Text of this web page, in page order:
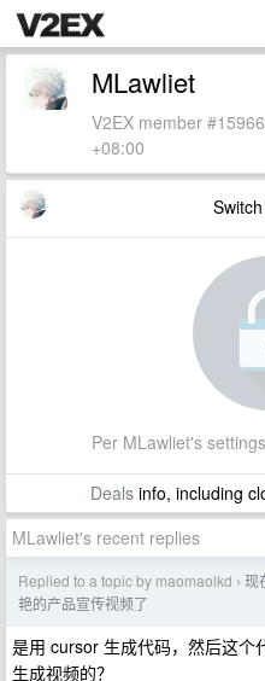
MLawliet
V2EX member
+08:00
Per MLawliet's
Dealsinfo, including
MLawliet's recent replies
Replied to a topic by maomaolkd › 现
艳的产品宣传视频了
是用 cursor 生成代码，然后这个
生成视频的？